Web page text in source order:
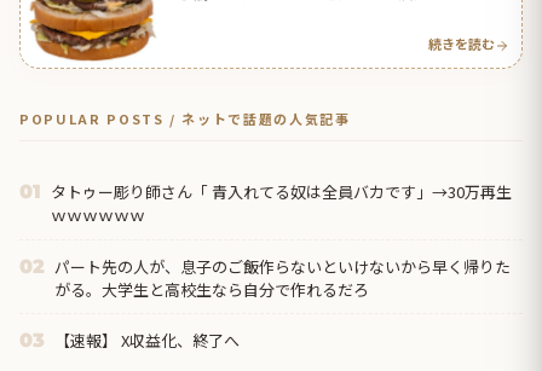
続きを読む
POPULAR POSTS / ネットで話題の人気記事
01 タトゥー彫り師さん「 青入れてる奴は全員バカです」→30万再生
ｗｗｗｗｗｗ
02 パート先の人が、息子のご飯作らないといけないから早く帰りた
がる。大学生と高校生なら自分で作れるだろ
03 【速報】 X収益化、終了へ